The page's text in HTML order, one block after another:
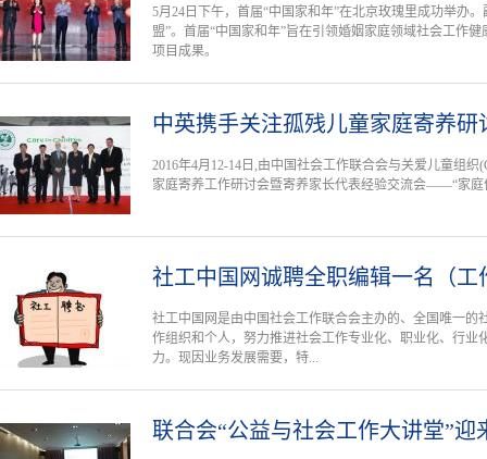
5月24日下午，首届“中国家和年”在北京玫瑰里成功举办
盟”。首届“中国家和年”旨在引领婚姻家庭领域社会工作
项目成果。
中英携手关注孤残儿童家庭寄养研
2016年4月12-14日,由中国社会工作联合会与关爱儿童组织
家庭寄养工作研讨会暨寄养家长代表经验交流会——“家
社工中国网诚聘全职编辑一名（工
社工中国网是由中国社会工作联合会主办的、全国唯一的
作组织和个人，努力推进社会工作专业化、职业化、行业
力。现因业务发展需要，特...
联合会“公益与社会工作大讲堂”迎